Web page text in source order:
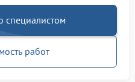
специалистом
работ